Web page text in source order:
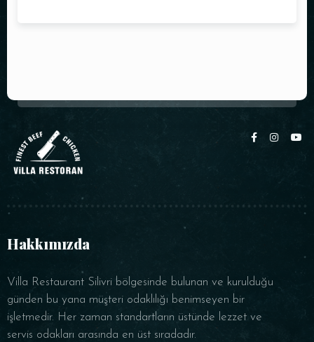
Hakkımızda
Villa Restaurant Silivri bölgesinde bulunan ve kurulduğu
günden bu yana müşteri odaklılığı benimseyen bir
işletmedir. Her zaman standartların üstünde lezzet ve
servis odakları arasında en üst sıradadır.
Kişi Sayısı